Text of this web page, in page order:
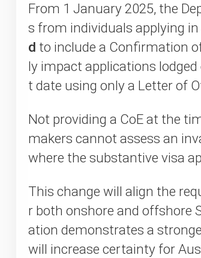
​From 1 January 2025, the
s from individuals applying
d to include a Confirmation
ly impact applications
t date using only a Letter of
Not providing a CoE at the
makers cannot assess an
where the substantive visa
This change will align the
r both onshore and offshore
ation demonstrates a
will increase certainty for